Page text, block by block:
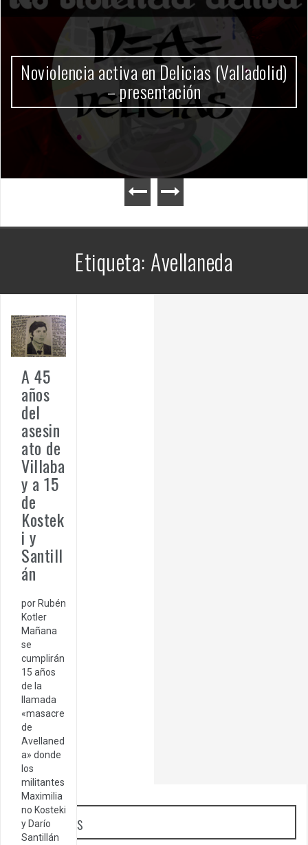
Gobierno Milei
Etiqueta: Avellaneda
A 45
años
del
asesin
ato de
Villaba
y a 15
de
Kostek
i y
Santill
án
por Rubén
Kotler
Mañana
se
cumplirán
15 años
de la
llamada
«masacre
de
Avellaned
a» donde
los
militantes
Maximilia
no Kosteki
y Darío
Santillán
Categorías